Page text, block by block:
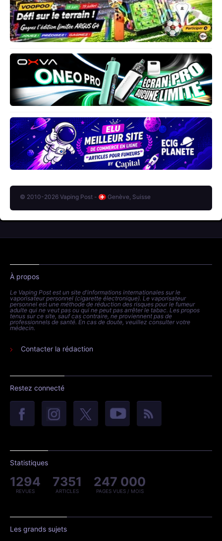
© 2010-2026 Vaping Post - Genève, Suisse
À propos
Le Vaping Post est un site d'informations internationales sur le
vaporisateur personnel (cigarette électronique). Le vaporisateur
personnel est une méthode de réduction des risques pour le fumeur
adulte qui ne veut pas ou qui ne peut pas arrêter le tabac. Les propos
tenus sur ce site, sauf cas contraire, ne proviennent pas de
professionnels de santé. En cas de doute, veuillez consulter votre
médecin.
Contacter la rédaction
Restez connecté
Statistiques
1294
REVUES
7351
ARTICLES
247 000
PAGES VUES / MOIS
Les grands sujets